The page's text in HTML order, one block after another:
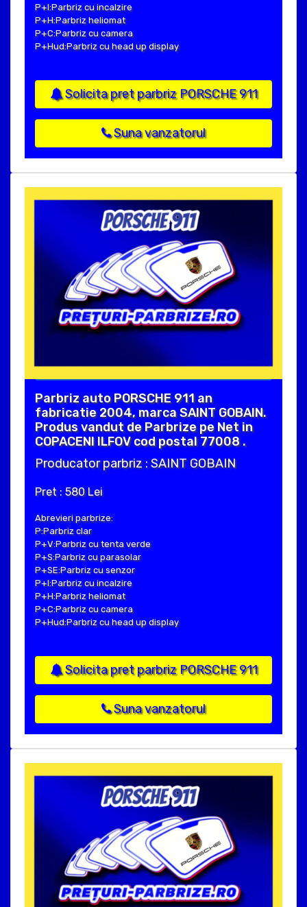
P+I:Parbriz cu incalzire
P+H:Parbriz heliomat
P+C:Parbriz cu camera
P+Hud:Parbriz cu head up display
Solicita pret parbriz PORSCHE 911
Suna vanzatorul
Parbriz auto PORSCHE 911 an
fabricatie 2004, marca SAINT GOBAIN.
Produs vandut de Parbrize pe Net in
COPACENI ILFOV cod postal 77008 .
Producator parbriz : SAINT GOBAIN
Pret : 580 Lei
Abrevieri parbrize:
P:Parbriz clar
P+V:Parbriz cu tenta verde
P+S:Parbriz cu parasolar
P+SE:Parbriz cu senzor
P+I:Parbriz cu incalzire
P+H:Parbriz heliomat
P+C:Parbriz cu camera
P+Hud:Parbriz cu head up display
Solicita pret parbriz PORSCHE 911
Suna vanzatorul